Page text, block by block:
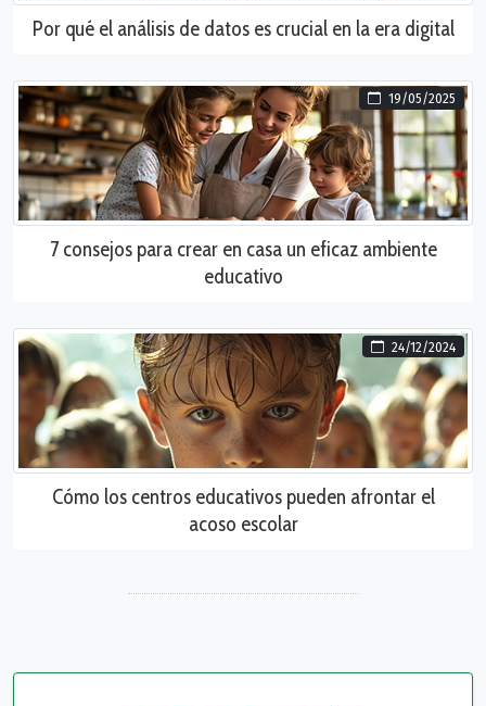
Por qué el análisis de datos es crucial en la era digital
19/05/2025
7 consejos para crear en casa un eficaz ambiente
educativo
24/12/2024
Cómo los centros educativos pueden afrontar el
acoso escolar